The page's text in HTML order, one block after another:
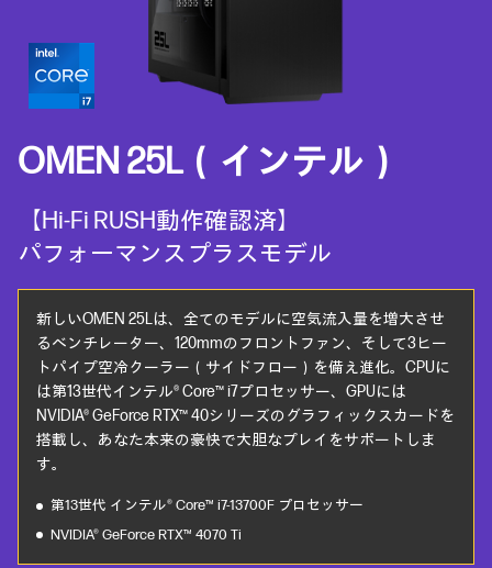
OMEN 25L（インテル）
【Hi-Fi RUSH動作確認済】
パフォーマンスプラスモデル
新しいOMEN 25Lは、全てのモデルに空気流入量を増大させ
るベンチレーター、120mmのフロントファン、そして3ヒー
トパイプ空冷クーラー（サイドフロー）を備え進化。CPUに
は第13世代インテル® Core™ i7プロセッサー、GPUには
NVIDIA® GeForce RTX™ 40シリーズのグラフィックスカードを
搭載し、あなた本来の豪快で大胆なプレイをサポートしま
す。
第13世代 インテル® Core™ i7-13700F プロセッサー
NVIDIA® GeForce RTX™ 4070 Ti